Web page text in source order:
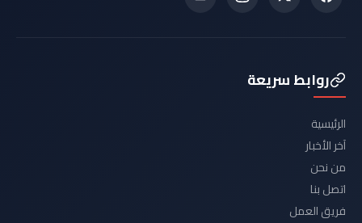
روابط سريعة
الرئيسية
آخر الأخبار
من نحن
اتصل بنا
فريق العمل